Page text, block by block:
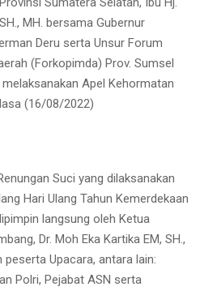
MH. bersama Gubernur
Deru serta Unsur Forum
(Forkopimda) Prov. Sumsel
Apel Kehormatan
(16/08/2022)
Suci yang dilaksanakan
Hari Ulang Tahun Kemerdekaan
langsung oleh Ketua
Dr. Moh Eka Kartika EM, SH.,
peserta Upacara, antara lain:
Polri, Pejabat ASN serta